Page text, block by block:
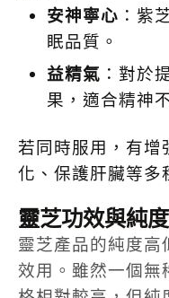
安神寧心 ：紫
眠品質。
益精氣 ：對於
果，適合精神
若同時服用，有增
化、保護肝臟等多
靈芝功效與純
靈芝產品的純度高
效用。雖然一個無